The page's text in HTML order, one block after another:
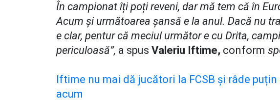
În campionat îți poți reveni, dar mă tem că în
Acum și următoarea șansă e la anul. Dacă nu
e clar, pentur că meciul următor e cu Drita,
periculoasă”, a spus Valeriu Iftime, conform
Iftime nu mai dă jucători la FCSB și râde
acum